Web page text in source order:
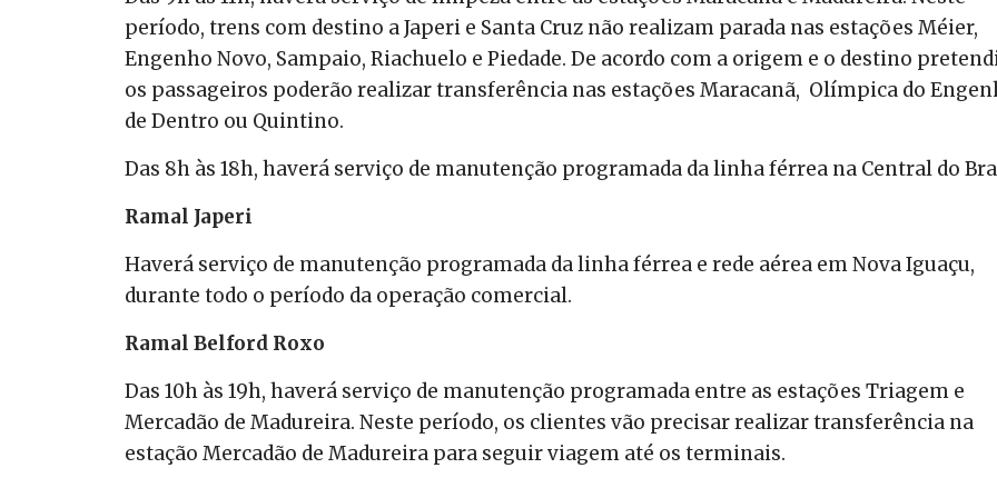
período, trens com destino a Japeri e Santa Cruz não realizam parada nas estações Méier,
Engenho Novo, Sampaio, Riachuelo e Piedade. De acordo com a origem e o destino
os passageiros poderão realizar transferência nas estações Maracanã, Olímpica do
de Dentro ou Quintino.
Das 8h às 18h, haverá serviço de manutenção programada da linha férrea na Central do
Ramal Japeri
Haverá serviço de manutenção programada da linha férrea e rede aérea em Nova Iguaçu,
durante todo o período da operação comercial.
Ramal Belford Roxo
Das 10h às 19h, haverá serviço de manutenção programada entre as estações Triagem e
Mercadão de Madureira. Neste período, os clientes vão precisar realizar transferência na
estação Mercadão de Madureira para seguir viagem até os terminais.